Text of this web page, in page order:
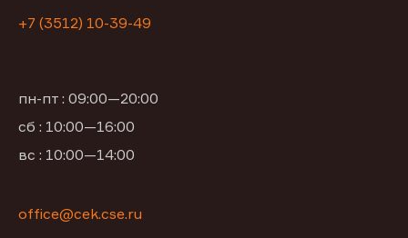
+7 (3512) 10-39-49
пн-пт : 09:00—20:00
сб : 10:00—16:00
вс : 10:00—14:00
office@cek.cse.ru